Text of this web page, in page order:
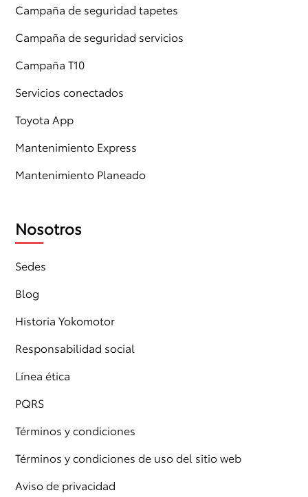
Campaña de seguridad tapetes
Campaña de seguridad servicios
Campaña T10
Servicios conectados
Toyota App
Mantenimiento Express
Mantenimiento Planeado
Nosotros
Sedes
Blog
Historia Yokomotor
Responsabilidad social
Línea ética
PQRS
Términos y condiciones
Términos y condiciones de uso del sitio web
Aviso de privacidad